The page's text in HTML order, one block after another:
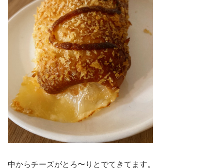
中からチーズがとろ〜りとでてきてます。